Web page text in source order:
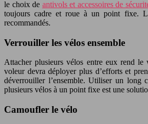
le choix de antivols et accessoires de
toujours cadre et roue à un point fixe.
recommandés.
Verrouiller les vélos ensemble
Attacher plusieurs vélos entre eux rend
voleur devra déployer plus d’efforts et
déverrouiller l’ensemble. Utiliser un long
plusieurs vélos à un point fixe est une
Camoufler le vélo